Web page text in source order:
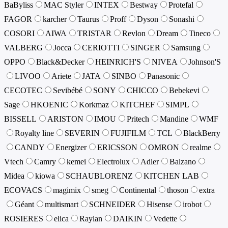
BaByliss
MAC Styler INTEX Bestway
Protefal
FAGOR
karcher Taurus Proff Dyson
Sonashi
COSORI
AIWA TRISTAR Revlon Dream
Tineco
VALBERG
Jocca CERIOTTI SINGER
Samsung
OPPO
Black&Decker HEINRICH'S NIVEA
Johnson'S
LIVOO
Ariete JATA SINBO
Panasonic
CECOTEC
Sevibébé SONY CHICCO
Bebekevi
Sage
HKOENIC Korkmaz KITCHEF
SIMPL
BISSELL
ARISTON IMOU Pritech Mandine
WMF
Royalty line
SEVERIN FUJIFILM TCL
BlackBerry
CANDY
Energizer ERICSSON OMRON
realme
Vtech
Camry kemei Electrolux Adler
Balzano
Midea
kiowa SCHAUBLORENZ
KITCHEN LAB
ECOVACS
magimix smeg Continental thoson
extra
Géant
multismart SCHNEIDER Hisense
irobot
ROSIERES
elica Raylan DAIKIN
Vedette